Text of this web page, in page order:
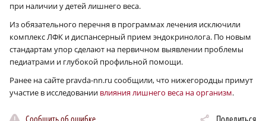
при наличии у детей лишнего веса.
Из обязательного перечня в программах лечения исключили
комплекс ЛФК и диспансерный прием эндокринолога. По новым
стандартам упор сделают на первичном выявлении проблемы
педиатрами и глубокой профильной помощи.
Ранее на сайте pravda-nn.ru сообщили, что нижегородцы примут
участие в исследовании влияния лишнего веса на организм.
Сообщить об ошибке